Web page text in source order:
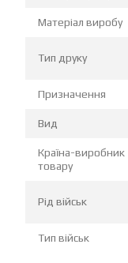
Матеріал виробу
Тип друку
Призначення
Вид
Країна-виробник
товару
Рід військ
Тип військ